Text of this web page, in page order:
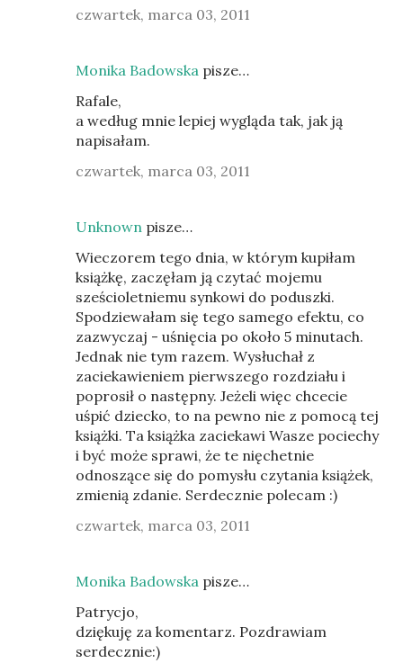
czwartek, marca 03, 2011
Monika Badowska pisze…
Rafale,
a według mnie lepiej wygląda tak, jak ją
napisałam.
czwartek, marca 03, 2011
Unknown pisze…
Wieczorem tego dnia, w którym kupiłam
książkę, zaczęłam ją czytać mojemu
sześcioletniemu synkowi do poduszki.
Spodziewałam się tego samego efektu, co
zazwyczaj - uśnięcia po około 5 minutach.
Jednak nie tym razem. Wysłuchał z
zaciekawieniem pierwszego rozdziału i
poprosił o następny. Jeżeli więc chcecie
uśpić dziecko, to na pewno nie z pomocą tej
książki. Ta książka zaciekawi Wasze pociechy
i być może sprawi, że te nięchetnie
odnoszące się do pomysłu czytania książek,
zmienią zdanie. Serdecznie polecam :)
czwartek, marca 03, 2011
Monika Badowska pisze…
Patrycjo,
dziękuję za komentarz. Pozdrawiam
serdecznie:)